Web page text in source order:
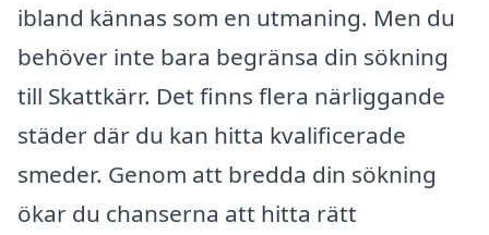
ibland kännas som en utmaning. Men du
behöver inte bara begränsa din sökning
till Skattkärr. Det finns flera närliggande
städer där du kan hitta kvalificerade
smeder. Genom att bredda din sökning
ökar du chanserna att hitta rätt